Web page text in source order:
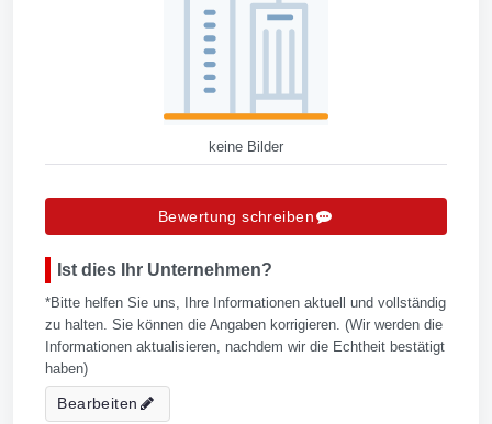
keine Bilder
Bewertung schreiben
Ist dies Ihr Unternehmen?
*Bitte helfen Sie uns, Ihre Informationen aktuell und vollständig
zu halten. Sie können die Angaben korrigieren. (Wir werden die
Informationen aktualisieren, nachdem wir die Echtheit bestätigt
haben)
Bearbeiten